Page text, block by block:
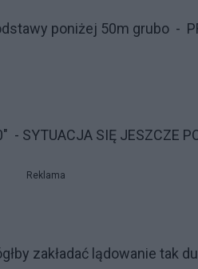
poniżej 50m grubo -
SYTUACJA SIĘ JESZCZE
Reklama
zakładać lądowanie tak